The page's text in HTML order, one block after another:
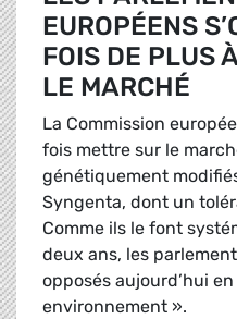
EUROPÉENS
FOIS DE PLUS
LE MARCHÉ
La Commission
fois mettre sur le
génétiquement
Syngenta, dont un
Comme ils le font
deux ans, les
opposés aujourd’hui
environnement ».